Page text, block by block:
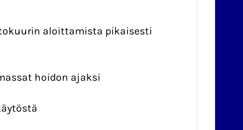
aloittamista pikaisesti
hoidon ajaksi